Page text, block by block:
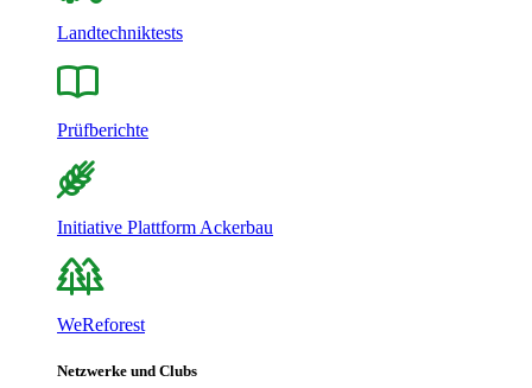
Landtechniktests
Prüfberichte
Initiative Plattform Ackerbau
WeReforest
Netzwerke und Clubs